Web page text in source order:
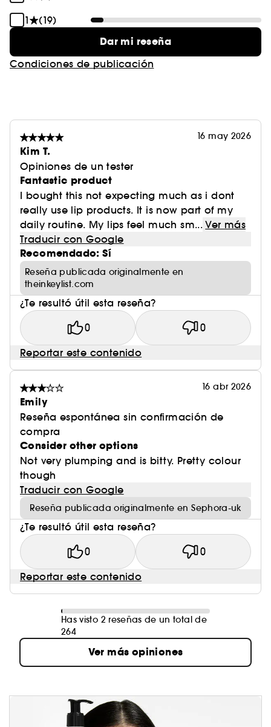
1
(19)
Dar mi reseña
Condiciones de publicación
16 may 2026
Kim T.
Opiniones de un tester
Fantastic product
I bought this not expecting much as i dont
really use lip products. It is now part of my
daily routine. My lips feel much sm... Ver más
Traducir con Google
Recomendado: Sí
Reseña publicada originalmente en
theinkeylist.com
¿Te resultó útil esta reseña?
0 0
Reportar este contenido
16 abr 2026
Emily
Reseña espontánea sin confirmación de
compra
Consider other options
Not very plumping and is bitty. Pretty colour
though
Traducir con Google
Reseña publicada originalmente en Sephora-uk
¿Te resultó útil esta reseña?
0 0
Reportar este contenido
Has visto 2 reseñas de un total de
264
Ver más opiniones